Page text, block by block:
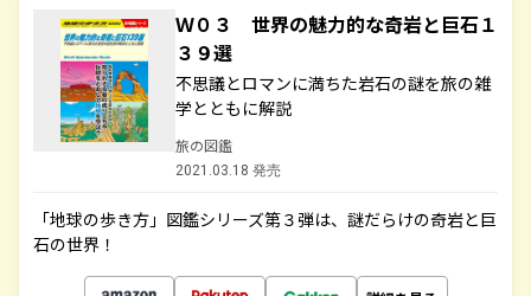
Ｗ０３ 世界の魅力的な奇岩と巨石１
３９選
不思議とロマンに満ちた岩石の謎を旅の雑
学とともに解説
旅の図鑑
2021.03.18 発売
「地球の歩き方」図鑑シリーズ第３弾は、謎だらけの奇岩と巨
石の世界！